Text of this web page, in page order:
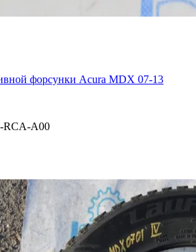
форсунки Acura MDX 07-13
RCA-A00